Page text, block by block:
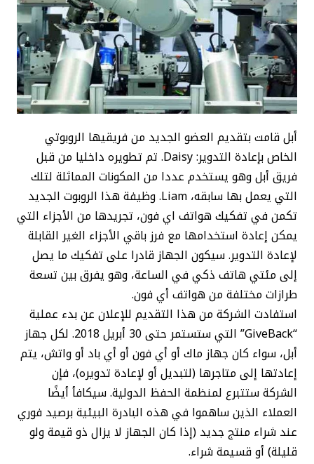
أبل قامت بتقديم العضو الجديد من فريقيها الروبوتي
الخاص بإعادة التدوير: Daisy. تم تطويره داخليا من قبل
فريق أبل وهو يستخدم عددا من المكونات المماثلة لتلك
التي يعمل بها سابقه، Liam. وظيفة هذا الروبوت الجديد
تكمن في تفكيك هواتف اي فون، تجريدها من الأجزاء التي
يمكن إعادة استخدامها مع فرز باقي الأجزاء الغير القابلة
لإعادة التدوير. سيكون الجهاز قادرا على تفكيك ما يصل
إلى مئتي هاتف ذكي في الساعة، وهو يفرق بين تسعة
طرازات مختلفة من هواتف أي فون.
استفادت الشركة من هذا التقديم للإعلان عن بدء عملية
“GiveBack” التي ستستمر حتى 30 أبريل 2018. لكل جهاز
أبل، سواء كان جهاز ماك أو أي فون أو أي باد أو واتش، يتم
إعادتها إلى متاجرها (لتبديل أو لإعادة تدويره)، فإن
الشركة ستتبرع لمنظمة الحفظ الدولية. سيكافأ أيضًا
العملاء الذين ساهموا في هذه البادرة البيئية برصيد فوري
عند شراء منتج جديد (إذا كان الجهاز لا يزال ذو قيمة ولو
قليلة) أو قسيمة شراء.